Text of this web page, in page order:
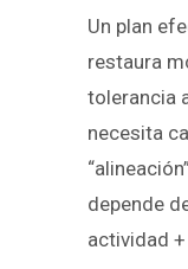
Un plan
restaura
tolerancia
necesita
depende
actividad